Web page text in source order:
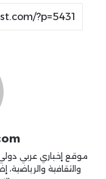
موقع إخباري عربي دولي..
والثقافية والرياضية،